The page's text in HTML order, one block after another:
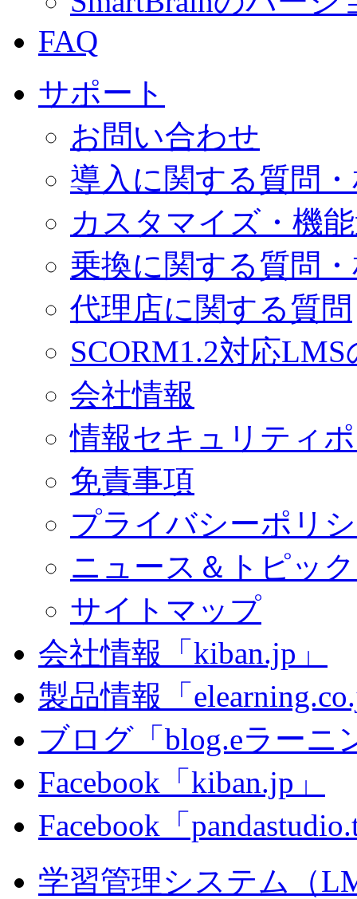
FAQ
サポート
お問い合わせ
導入に関する質問
カスタマイズ・機
乗換に関する質問
代理店に関する質問
SCORM1.2対応
会社情報
情報セキュリティ
免責事項
プライバシーポリ
ニュース＆トピッ
サイトマップ
会社情報「kiban.jp」
製品情報「
ブログ「blog.eラーニ
Facebook「kiban.jp」
Facebook「
学習管理システム（